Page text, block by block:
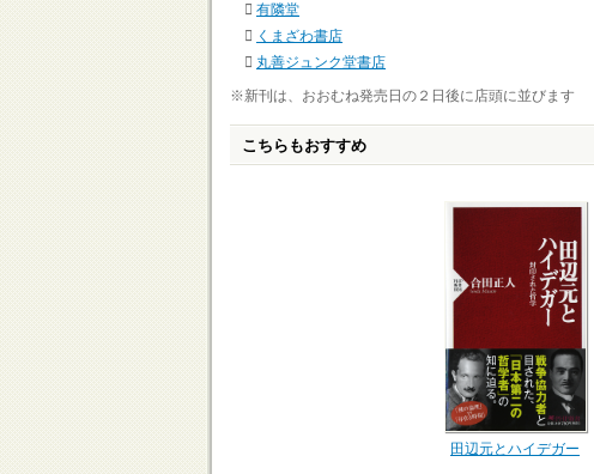
有隣堂
くまざわ書店
丸善ジュンク堂書店
※新刊は、おおむね発売日の２日後に店頭に並びます
こちらもおすすめ
田辺元とハイデガー